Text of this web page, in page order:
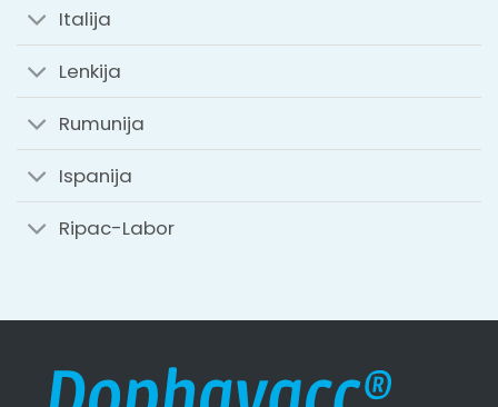
Italija
Lenkija
Rumunija
Ispanija
Ripac-Labor